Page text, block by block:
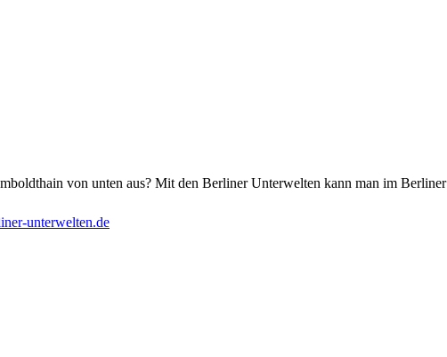
von unten aus? Mit den Berliner Unterwelten kann man im
unterwelten.de